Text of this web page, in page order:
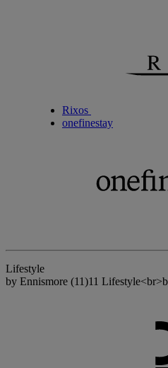
Rixos
onefinestay
Lifestyle
by Ennismore (11)11